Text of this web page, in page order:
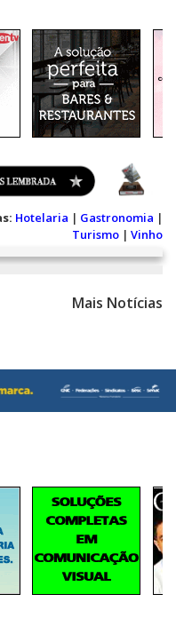
Hotelaria | Gastronomia |
Turismo | Vinho
Mais Notícias